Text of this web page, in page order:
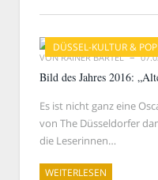
DÜSSEL-KULTUR & POP
VONRAINER BARTEL
Bild des Jahres 2016:
Es ist nicht ganz eine
von The Düsseldorfer
die Leserinnen…
WEITERLESEN